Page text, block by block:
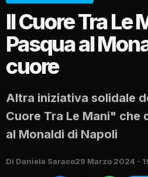
Il Cuore Tra Le
Pasqua al
cuore
Altra iniziativa solidale
Cuore Tra Le Mani"
al Monaldi di Napoli
Di Daniela Saraco29 Marzo 2024 -